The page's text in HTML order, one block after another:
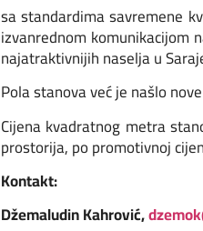
sa standardima savremene
izvanrednom komunikacijom
najatraktivnijih naselja u
Pola stanova već je našlo
Cijena kvadratnog metra
prostorija, po promotivnoj
Kontakt:
Džemaludin Kahrović,